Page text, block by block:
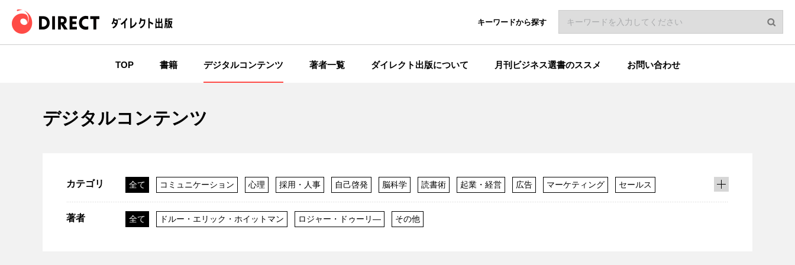
キーワードから探す
TOP 書籍 デジタルコンテンツ 著者一覧 ダイレクト出版について 月刊ビジネス選書のススメ お問い合わせ
デジタルコンテンツ
カテゴリ 全て コミュニケーション 心理 採用・人事 自己啓発 脳科学 読書術 起業・経営 広告 マーケティング セールス
説得・交渉術 リーダーシップ 仕事術 その他
著者 全て ドルー・エリック・ホイットマン ロジャー・ドゥーリ― その他